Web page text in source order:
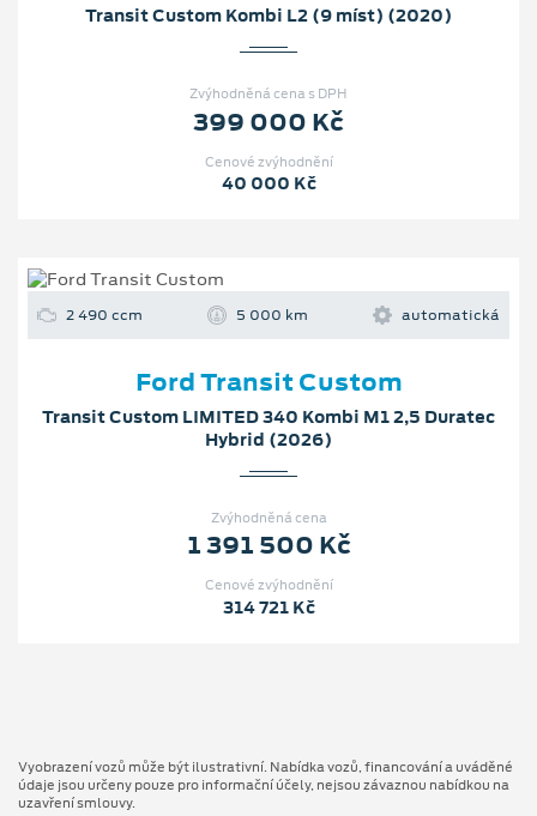
Transit Custom Kombi L2 (9 míst) (2020)
Zvýhodněná cena s DPH
399 000 Kč
Cenové zvýhodnění
40 000 Kč
2 490 ccm 5 000 km automatická
Ford Transit Custom
Transit Custom LIMITED 340 Kombi M1 2,5 Duratec
Hybrid (2026)
Zvýhodněná cena
1 391 500 Kč
Cenové zvýhodnění
314 721 Kč
Vyobrazení vozů může být ilustrativní. Nabídka vozů, financování a uváděné
údaje jsou určeny pouze pro informační účely, nejsou závaznou nabídkou na
uzavření smlouvy.